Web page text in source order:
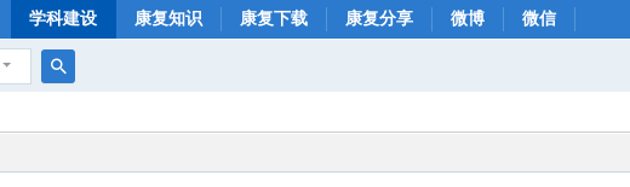
学科建设 康复知识 康复下载 康复分享 微博 微信
索